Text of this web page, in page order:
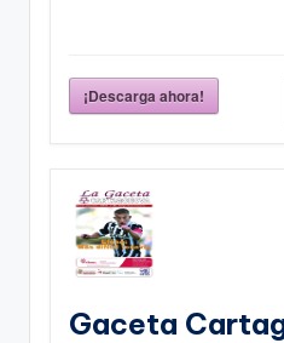
¡Descarga ahora!
Gaceta